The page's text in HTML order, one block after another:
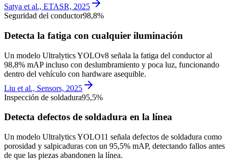
Satya et al., ETASR, 2025
Seguridad del conductor98,8%
Detecta la fatiga con cualquier iluminación
Un modelo Ultralytics YOLOv8 señala la fatiga del conductor al
98,8% mAP incluso con deslumbramiento y poca luz, funcionando
dentro del vehículo con hardware asequible.
Liu et al., Sensors, 2025
Inspección de soldadura95,5%
Detecta defectos de soldadura en la línea
Un modelo Ultralytics YOLO11 señala defectos de soldadura como
porosidad y salpicaduras con un 95,5% mAP, detectando fallos antes
de que las piezas abandonen la línea.